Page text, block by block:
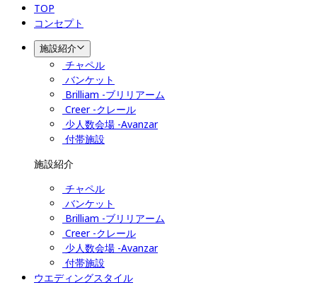
TOP
コンセプト
施設紹介
チャペル
バンケット
Brilliam -ブリリアーム
Creer -クレール
少人数会場 -Avanzar
付帯施設
施設紹介
チャペル
バンケット
Brilliam -ブリリアーム
Creer -クレール
少人数会場 -Avanzar
付帯施設
ウエディングスタイル